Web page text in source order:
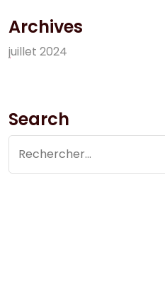
Archives
juillet 2024
Search